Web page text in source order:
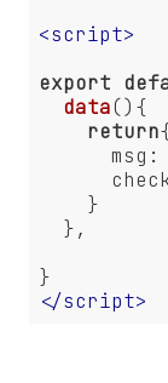
<script>
export
data() {
return
msg :
</script>